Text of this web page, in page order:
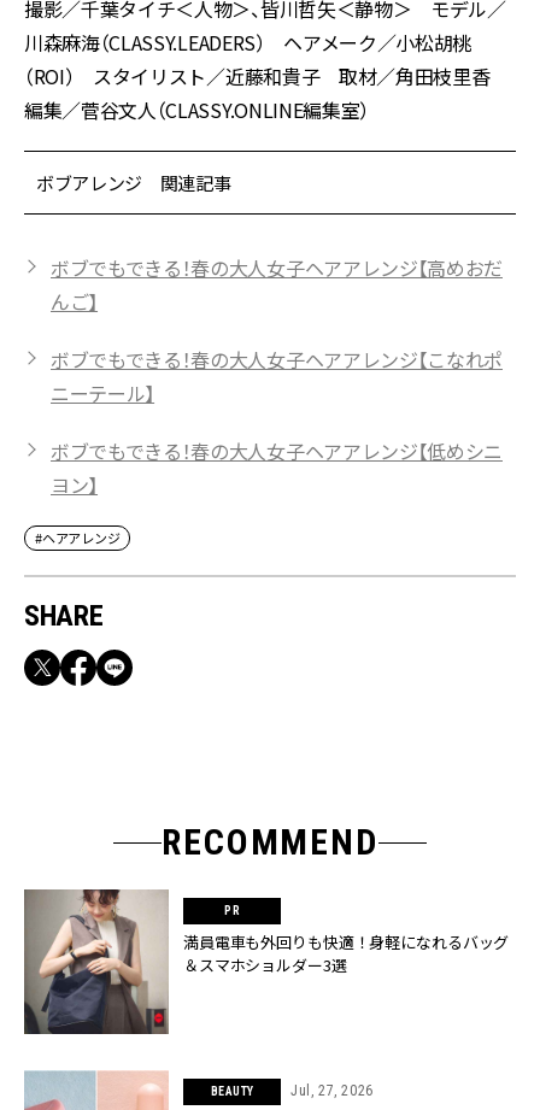
撮影／千葉タイチ＜人物＞、皆川哲矢＜静物＞ モデル／
川森麻海（CLASSY.LEADERS） ヘアメーク／小松胡桃
（ROI） スタイリスト／近藤和貴子 取材／角田枝里香
編集／菅谷文人（CLASSY.ONLINE編集室）
ボブアレンジ 関連記事
ボブでもできる！春の大人女子ヘアアレンジ【高めおだ
んご】
ボブでもできる！春の大人女子ヘアアレンジ【こなれポ
ニーテール】
ボブでもできる！春の大人女子ヘアアレンジ【低めシニ
ヨン】
#ヘアアレンジ
SHARE
RECOMMEND
満員電車も外回りも快適！身軽になれるバッグ
＆スマホショルダー3選
BEAUTY Jul, 27, 2026